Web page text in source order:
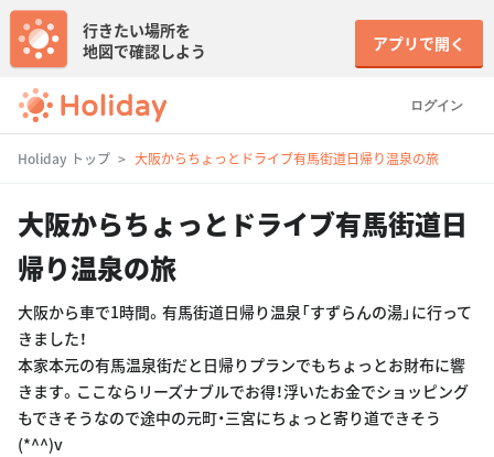
ログイン
行きたい場所を
地図で確認しよう
アプリで開く
Holiday トップ 大阪からちょっとドライブ有馬街道日帰り温泉の旅
大阪からちょっとドライブ有馬街道日
帰り温泉の旅
大阪から車で1時間。有馬街道日帰り温泉「すずらんの湯」に行って
きました！
本家本元の有馬温泉街だと日帰りプランでもちょっとお財布に響
きます。ここならリーズナブルでお得！浮いたお金でショッピング
もできそうなので途中の元町・三宮にちょっと寄り道できそう
(*^^)v